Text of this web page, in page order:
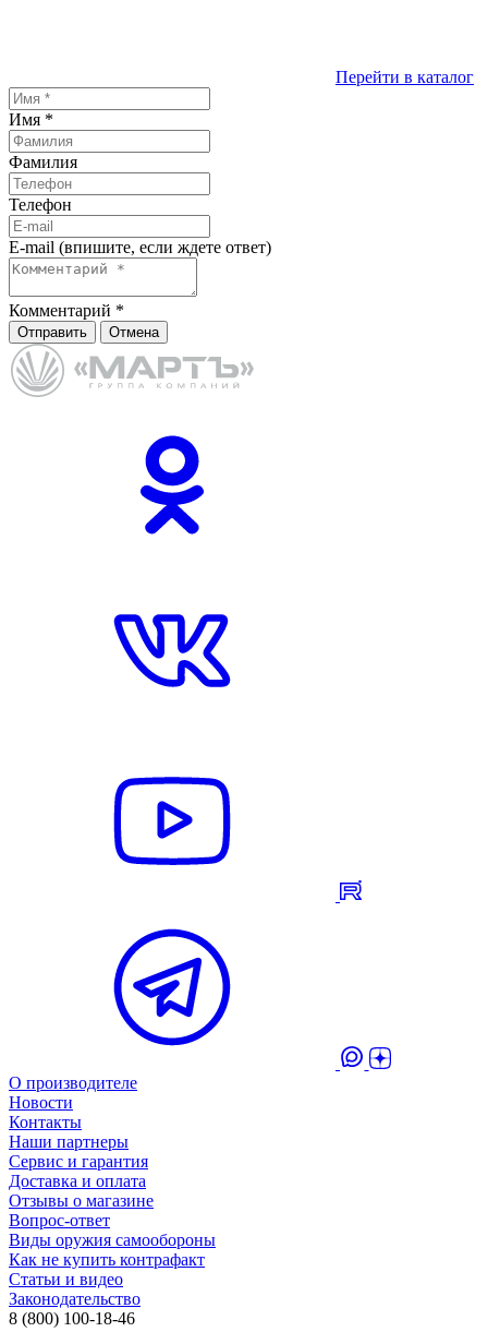
Перейти в каталог
Имя *
Фамилия
Телефон
E-mail (впишите, если ждете ответ)
Комментарий *
Отправить Отмена
О производителе
Новости
Контакты
Наши партнеры
Сервис и гарантия
Доставка и оплата
Отзывы о магазине
Вопрос-ответ
Виды оружия самообороны
Как не купить контрафакт
Статьи и видео
Законодательство
8 (800) 100-18-46